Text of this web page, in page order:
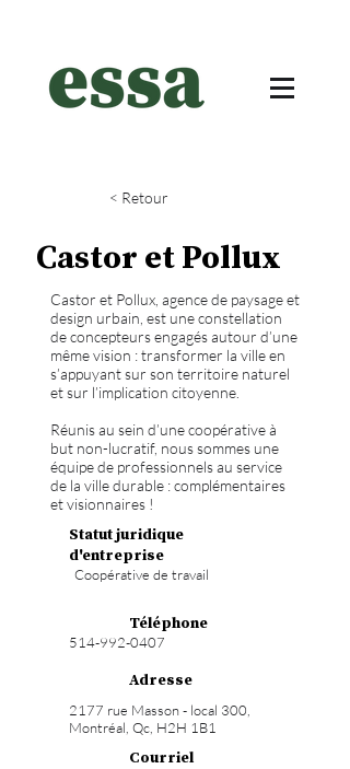
< Retour
Castor et Pollux
Castor et Pollux, agence de paysage et
design urbain, est une constellation
de concepteurs engagés autour d’une
même vision : transformer la ville en
s’appuyant sur son territoire naturel
et sur l’implication citoyenne.
Réunis au sein d’une coopérative à
but non-lucratif, nous sommes une
équipe de professionnels au service
de la ville durable : complémentaires
et visionnaires !
Statut juridique
d'entreprise
Coopérative de travail
Téléphone
514-992-0407
Adresse
2177 rue Masson - local 300,
Montréal, Qc, H2H 1B1
Courriel